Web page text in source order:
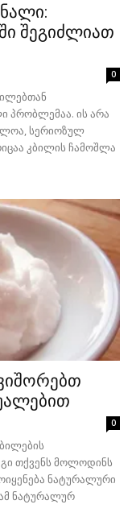
შეგიძლიათ
0
პრობლემაა. ის არა
სერიოზულ
კბილის ჩამოშლა
0
თქვენს მოლოდინს
ნატურალური
ამ ნატურალურ